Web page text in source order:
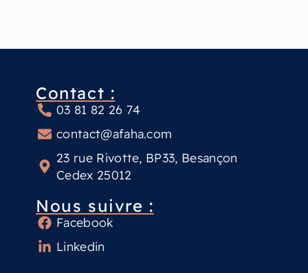
Contact :
03 81 82 26 74
contact@afaha.com
23 rue Rivotte, BP33, Besançon
Cedex 25012
Nous suivre :
Facebook
Linkedin